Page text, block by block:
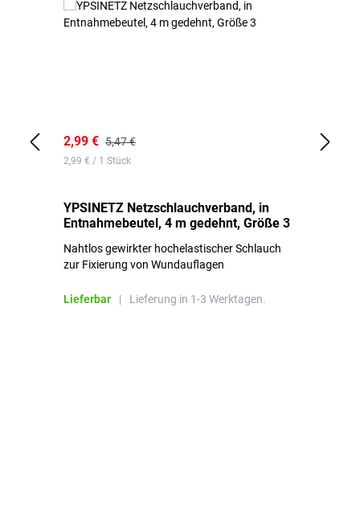
2,99 € 5,47 €
2,99 € / 1 Stück
YPSINETZ Netzschlauchverband, in
Entnahmebeutel, 4 m gedehnt, Größe 3
Nahtlos gewirkter hochelastischer Schlauch
zur Fixierung von Wundauflagen
Lieferbar | Lieferung in 1-3 Werktagen.